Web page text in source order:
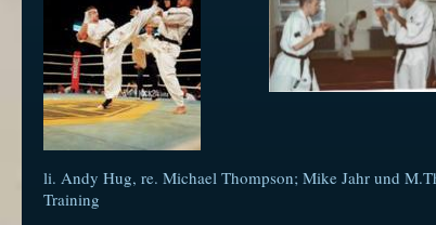
li. Andy Hug, re. Michael Thompson; Mike Jahr und
Training